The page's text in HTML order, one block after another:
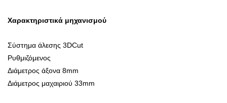
Χαρακτηριστικά μηχανισμού
Σύστημα άλεσης 3DCut
Ρυθμιζόμενος
Διάμετρος άξονα 8mm
Διάμετρος μαχαιριού 33mm